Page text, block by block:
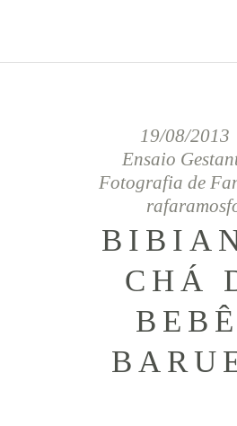
19/08/2013
Ensaio
Fotografia de
CHÁ